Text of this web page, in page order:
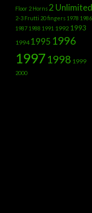
Floor 2 Horns 2 Unlimited
2-3 Frutti 20 fingers 1978 1986
1987 1988 1991 1992 1993
1994 1995 1996
1997 1998 1999
2000